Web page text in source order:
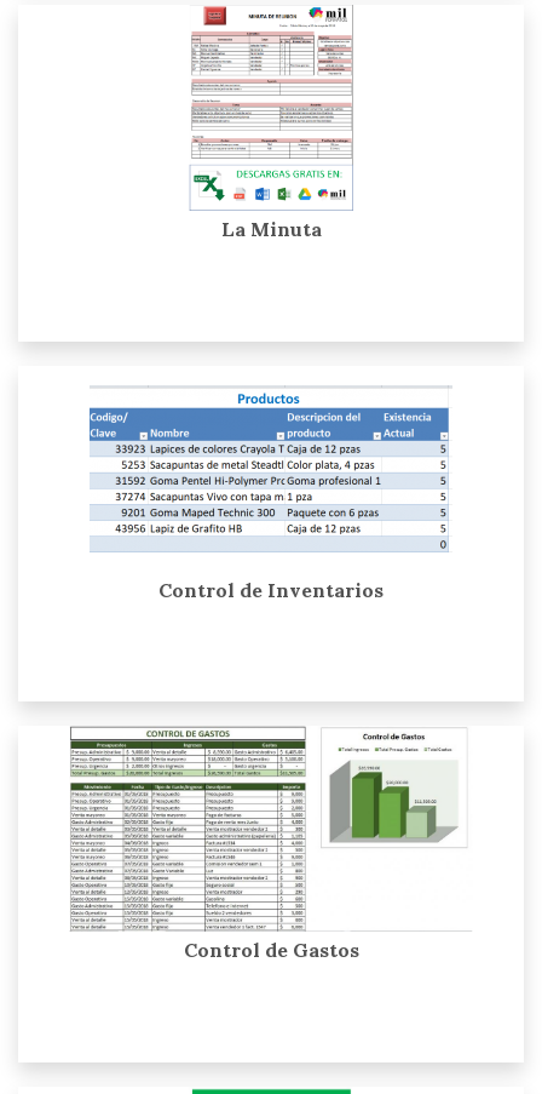
La Minuta
Control de Inventarios
Control de Gastos